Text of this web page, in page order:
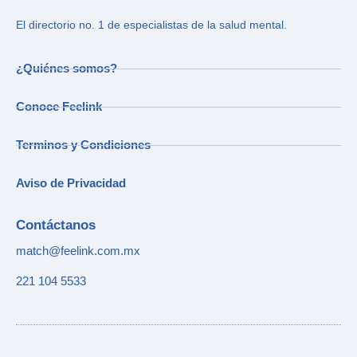
El directorio no. 1 de especialistas de la salud mental.
¿Quiénes somos?
Conoce Feelink
Terminos y Condiciones
Aviso de Privacidad
Contáctanos
match@feelink.com.mx
221 104 5533